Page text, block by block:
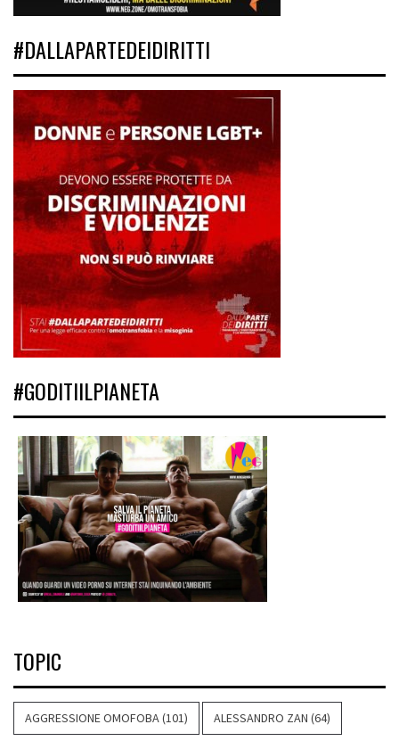
#DALLAPARTEDEIDIRITTI
#GODITIILPIANETA
TOPIC
AGGRESSIONE OMOFOBA(101) ALESSANDRO ZAN (64)